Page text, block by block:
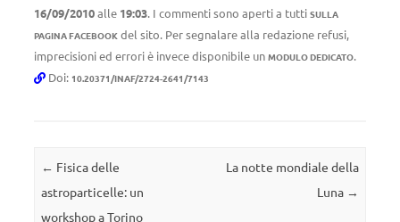
16/09/2010alle 19:03. I commenti sono aperti a tutti SULLA
PAGINA FACEBOOK del sito. Per segnalare alla redazione refusi,
imprecisioni ed errori è invece disponibile un MODULO DEDICATO.
Doi: 10.20371/INAF/2724-2641/7143
Navigazione articolo
← Fisica delle
astroparticelle: un
workshop a Torino
La notte mondiale della
Luna →